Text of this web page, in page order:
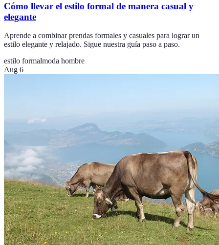
Cómo llevar el estilo formal de manera casual y
elegante
Aprende a combinar prendas formales y casuales para lograr un
estilo elegante y relajado. Sigue nuestra guía paso a paso.
estilo formalmoda hombre
Aug 6